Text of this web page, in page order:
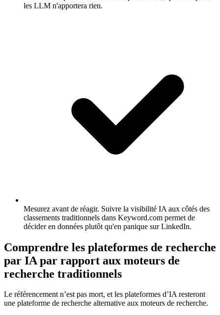
les LLM n'apportera rien.
Mesurez avant de réagir. Suivre la visibilité IA aux côtés des
classements traditionnels dans Keyword.com permet de
décider en données plutôt qu'en panique sur LinkedIn.
Comprendre les plateformes de recherche
par IA par rapport aux moteurs de
recherche traditionnels
Le référencement n’est pas mort, et les plateformes d’IA resteront
une plateforme de recherche alternative aux moteurs de recherche.